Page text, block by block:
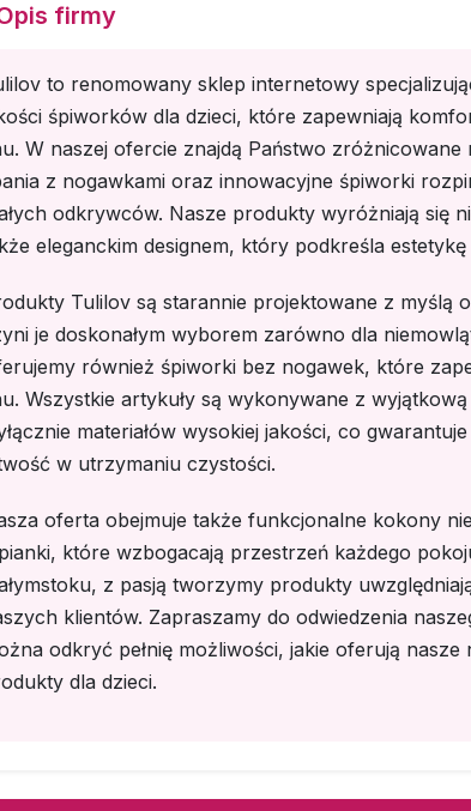
firmy
to renomowany sklep internetowy
śpiworków dla dzieci, które zapewniają
W naszej ofercie znajdą Państwo zróżnicowane
z nogawkami oraz innowacyjne śpiworki
odkrywców. Nasze produkty wyróżniają się
eleganckim designem, który podkreśla estetykę
Tulilov są starannie projektowane z myślą
je doskonałym wyborem zarówno dla
również śpiworki bez nogawek, które
Wszystkie artykuły są wykonywane z
materiałów wysokiej jakości, co
w utrzymaniu czystości.
oferta obejmuje także funkcjonalne kokony
które wzbogacają przestrzeń każdego
z pasją tworzymy produkty
klientów. Zapraszamy do odwiedzenia
odkryć pełnię możliwości, jakie oferują nasze
dla dzieci.